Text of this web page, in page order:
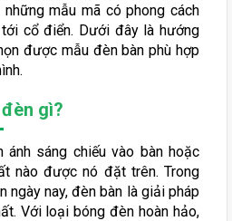
mẫu mã có phong cách
cổ điển. Dưới đây là hướng
được mẫu đèn bàn phù hợp
gì?
sáng chiếu vào bàn hoặc
nào được nó đặt trên. Trong
ngày nay, đèn bàn là giải pháp
Với loại bóng đèn hoàn hảo,